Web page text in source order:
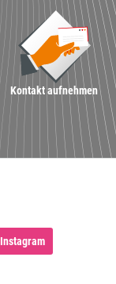
Kontakt aufnehmen
Instagram